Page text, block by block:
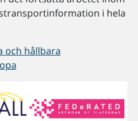
i hela
och hållbara